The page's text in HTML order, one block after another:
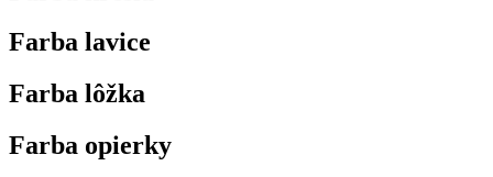
Farba lavice
Farba lôžka
Farba opierky